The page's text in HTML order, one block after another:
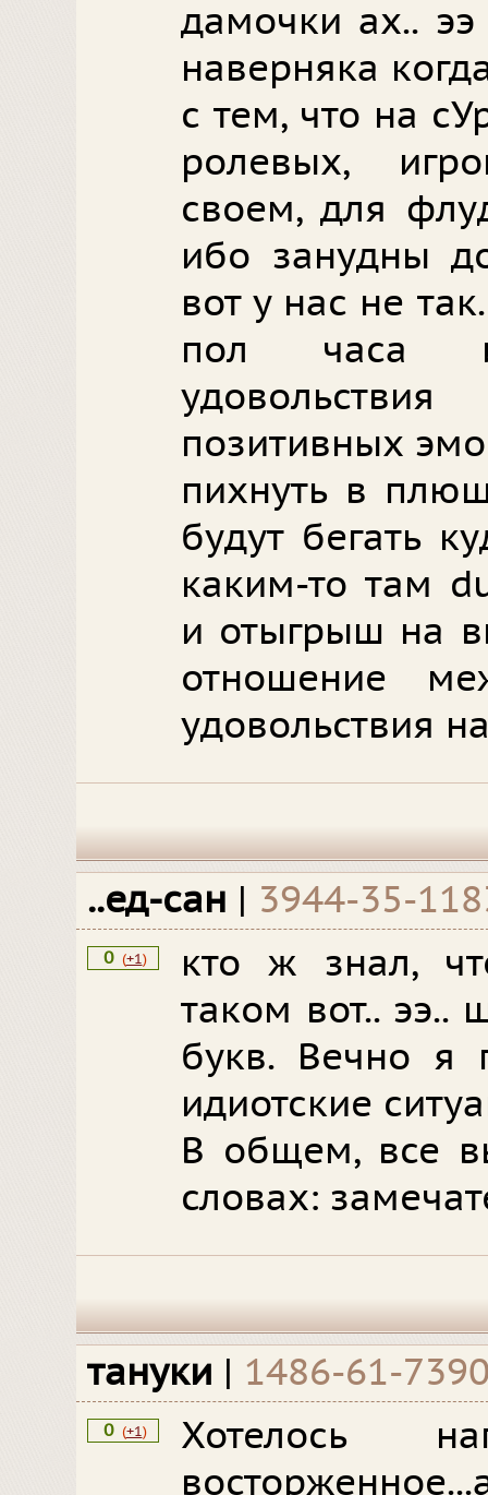
дамочки ах..
наверняка
с тем, что на
ролевых,
своем, для
ибо занудны
вот у нас не
пол часа
позитивных
пихнуть в
будут бегать
каким-то там
и отыгрыш на
отношение
удовольствия
..ед-сан | 3944-35-
0 (+1)
кто ж знал,
таком вот.. ээ..
букв. Вечно я
идиотские
В общем, все
словах:
тануки | 1486-61-
0 (+1)
Хотелось